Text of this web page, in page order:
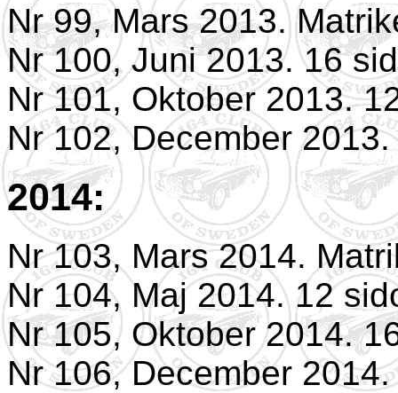
Nr 99, Mars 2013.
Nr 100, Juni 2013. 16
Nr 101, Oktober 2013.
Nr 102, December
2014:
Nr 103, Mars 2014.
Nr 104, Maj 2014. 12
Nr 105, Oktober 2014.
Nr 106, December